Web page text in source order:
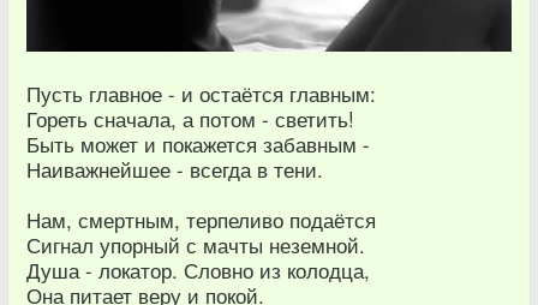
Пусть главное - и остаётся главным:
Гореть сначала, а потом - светить!
Быть может и покажется забавным -
Наиважнейшее - всегда в тени.
Нам, смертным, терпеливо подаётся
Сигнал упорный с мачты неземной.
Душа - локатор. Словно из колодца,
Она питает веру и покой.